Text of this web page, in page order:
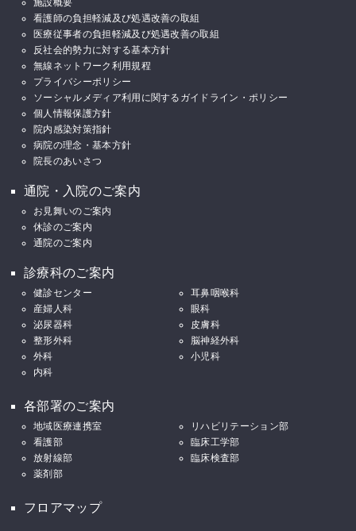
看護師の負担軽減及び処遇改善の取組
医療従事者の負担軽減及び処遇改善の取組
反社会的勢力に対する基本方針
無線ネットワーク利用規程
プライバシーポリシー
ソーシャルメディア利用に関するガイドライン・ポリシー
個人情報保護方針
院内感染対策指針
病院の理念・基本方針
院長のあいさつ
通院・入院のご案内
お見舞いのご案内
休診のご案内
通院のご案内
診療科のご案内
健診センター
耳鼻咽喉科
産婦人科
眼科
泌尿器科
皮膚科
整形外科
脳神経外科
外科
小児科
内科
各部署のご案内
地域医療連携室
リハビリテーション部
看護部
臨床工学部
放射線部
臨床検査部
薬剤部
フロアマップ